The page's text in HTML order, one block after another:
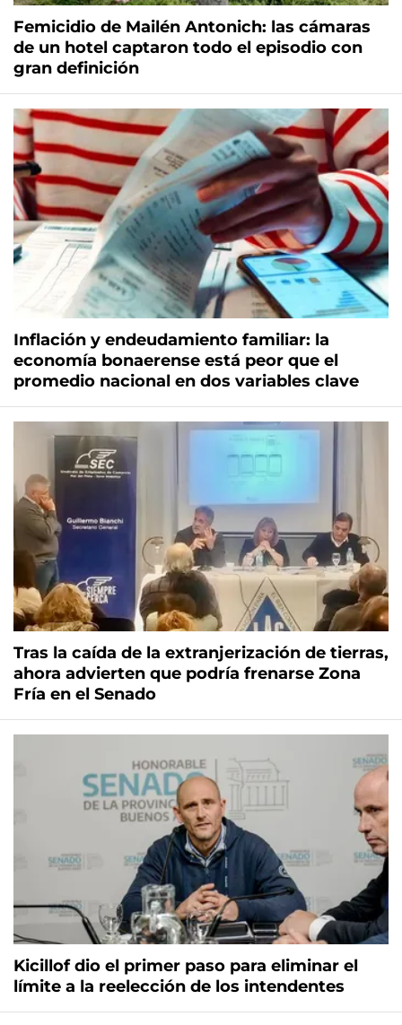
Femicidio de Mailén Antonich: las cámaras
de un hotel captaron todo el episodio con
gran definición
Inflación y endeudamiento familiar: la
economía bonaerense está peor que el
promedio nacional en dos variables clave
Tras la caída de la extranjerización de tierras,
ahora advierten que podría frenarse Zona
Fría en el Senado
Kicillof dio el primer paso para eliminar el
límite a la reelección de los intendentes